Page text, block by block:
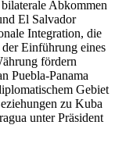
Abkommen
El Salvador
Integration, die
Einführung eines
fördern
Puebla-Panama
Gebiet
zu Kuba
unter Präsident